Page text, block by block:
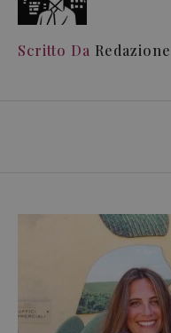
Scritto Da Redazione